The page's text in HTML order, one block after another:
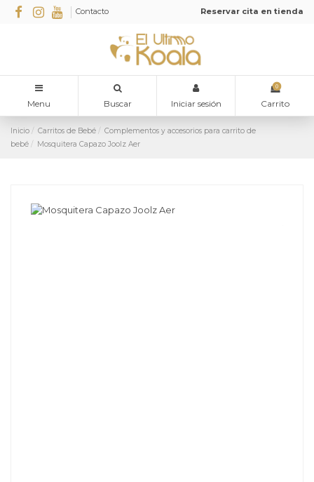
Contacto Reservar cita en tienda
Menu Buscar Iniciar sesión
0
Carrito
Inicio Carritos de Bebé
Complementos y accesorios para carrito de
bebé
Mosquitera Capazo Joolz Aer